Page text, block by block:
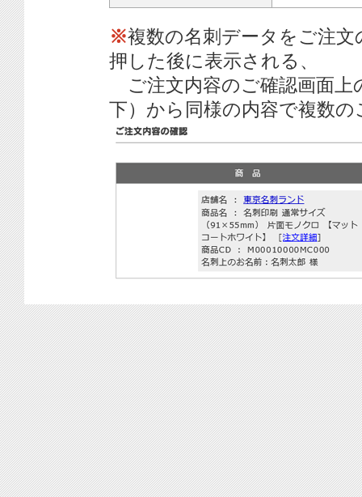
※複数の名刺データをご注
押した後に表示される、
ご注文内容のご確認画面上
下）から同様の内容で複数